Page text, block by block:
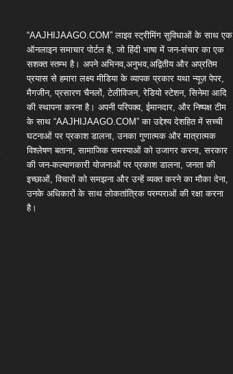
“AAJHIJAAGO.COM” लाइव स्ट्रीमिंग सुविधाओं के साथ एक
ऑनलाइन समाचार पोर्टल है, जो हिंदी भाषा में जन-संचार का एक
सशक्त स्तम्भ है। अपने अभिनव,अनुभव,अद्वितीय और अप्रतिम
प्रयास से हमारा लक्ष्य मीडिया के व्यापक प्रकार यथा न्यूज़ पेपर,
मैगजीन, प्रसारण चैनलों, टेलीविजन, रेडियो स्टेशन, सिनेमा आदि
की स्थापना करना है। अपनी परिपक्व, ईमानदार, और निष्पक्ष टीम
के साथ “AAJHIJAAGO.COM” का उद्देश्य देशहित में सच्ची
घटनाओं पर प्रकाश डालना, उनका गुणात्मक और मात्रात्मक
विश्लेषण बताना, सामाजिक समस्याओं को उजागर करना, सरकार
की जन-कल्याणकारी योजनाओं पर प्रकाश डालना, जनता की
इच्छाओं, विचारों को समझना और उन्हें व्यक्त करने का मौका देना,
उनके अधिकारों के साथ लोकतांत्रिक परम्पराओं की रक्षा करना
है।